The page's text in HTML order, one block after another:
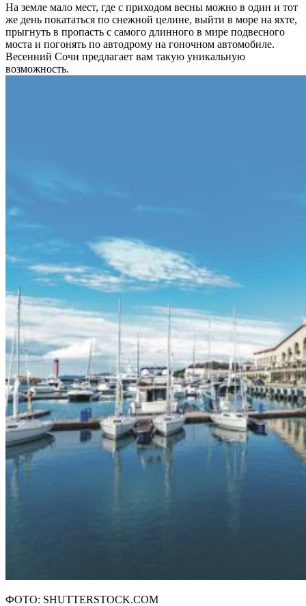
На земле мало мест, где с приходом весны можно в один и тот
же день покататься по снежной целине, выйти в море на яхте,
прыгнуть в пропасть с самого длинного в мире подвесного
моста и погонять по автодрому на гоночном автомобиле.
Весенний Сочи предлагает вам такую уникальную
возможность.
ФОТО: SHUTTERSTOCK.COM